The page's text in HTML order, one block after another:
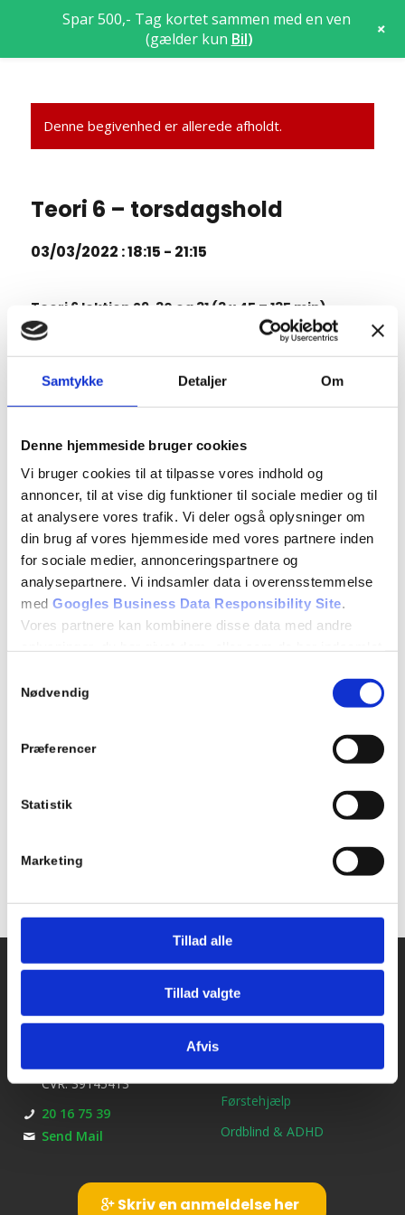
Samtykke Detaljer Om
Denne hjemmeside bruger cookies
Vi bruger cookies til at tilpasse vores indhold og
annoncer, til at vise dig funktioner til sociale medier og til
at analysere vores trafik. Vi deler også oplysninger om
din brug af vores hjemmeside med vores partnere inden
for sociale medier, annonceringspartnere og
analysepartnere. Vi indsamler data i overensstemmelse
med Googles Business Data Responsibility Site.
Vores partnere kan kombinere disse data med andre
Se Cookie & Privatlivspolitik
Nødvendig
Præferencer
Statistik
Marketing
Tillad alle
Tillad valgte
Afvis
Denne begivenhed er allerede afholdt.
Teori 6 – torsdagshold
03/03/2022 : 18:15 - 21:15
Teori 6 lektion 29, 30 og 31 (3 x 45 = 135 min)
7.11 Fremkørsel mod vejkryds (rep)
7.12 Ligeud kørsel i vejkryds (rep)
7.13 Højresving i vejkryds (rep)
7.14 Venstresving i kryds (rep)
7.15 Kørsel i rundkørsel
Detaljer
Dato:
03/03/2022
Tidspunkt:
18:15 - 21:15
Begivenhed Kategori:
Tilføj til kalender
Kontakt os
CVR: 39145413
20 16 75 39
Send Mail
Ydelser
Bil kørekort
B/E Trailerkørekort
Førstehjælp
Ordblind & ADHD
Skriv en anmeldelse her
Spar 500,- Tag kortet sammen med en ven
(gælder kun Bil) +